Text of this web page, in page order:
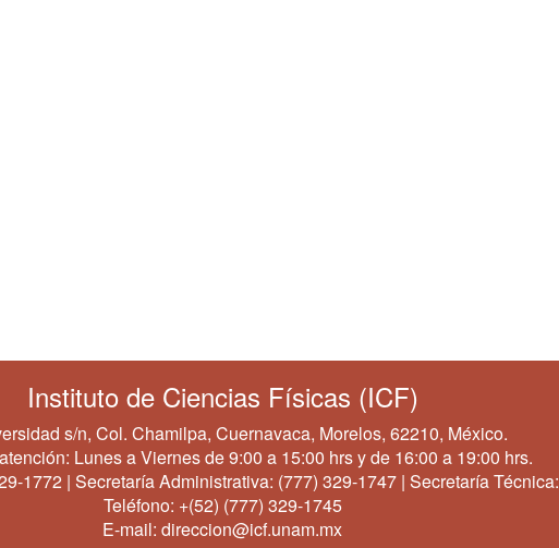
Instituto de Ciencias Físicas (ICF)
s/n, Col. Chamilpa, Cuernavaca, Morelos, 62210, México.
Lunes a Viernes de 9:00 a 15:00 hrs y de 16:00 a 19:00 hrs.
1772 | Secretaría Administrativa: (777) 329-1747| Secretaría Técnica:
Teléfono: +(52) (777) 329-1745
E-mail: direccion@icf.unam.mx